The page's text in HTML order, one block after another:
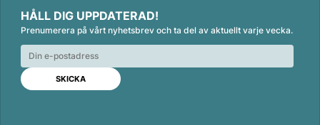
n
k
e
d
n
c
e
b
o
o
k
a
i
l
HÅLL DIG UPPDATERAD!
Prenumerera på vårt nyhetsbrev och ta del av aktuellt varje vecka.